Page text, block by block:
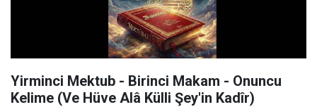
Yirminci Mektub - Birinci Makam - Onuncu
Kelime (Ve Hüve Alâ Külli Şey'in Kadîr)